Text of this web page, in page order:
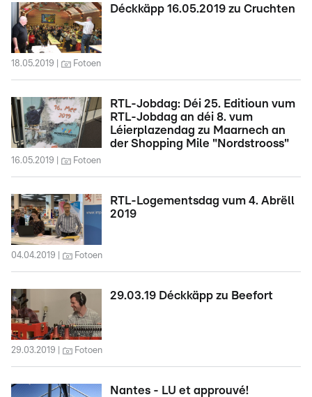
Déckkäpp 16.05.2019 zu Cruchten
18.05.2019 Fotoen
RTL-Jobdag: Déi 25. Editioun vum
RTL-Jobdag an déi 8. vum
Léierplazendag zu Maarnech an
der Shopping Mile "Nordstrooss"
16.05.2019 Fotoen
RTL-Logementsdag vum 4. Abrëll
2019
04.04.2019 Fotoen
29.03.19 Déckkäpp zu Beefort
29.03.2019 Fotoen
Nantes - LU et approuvé!